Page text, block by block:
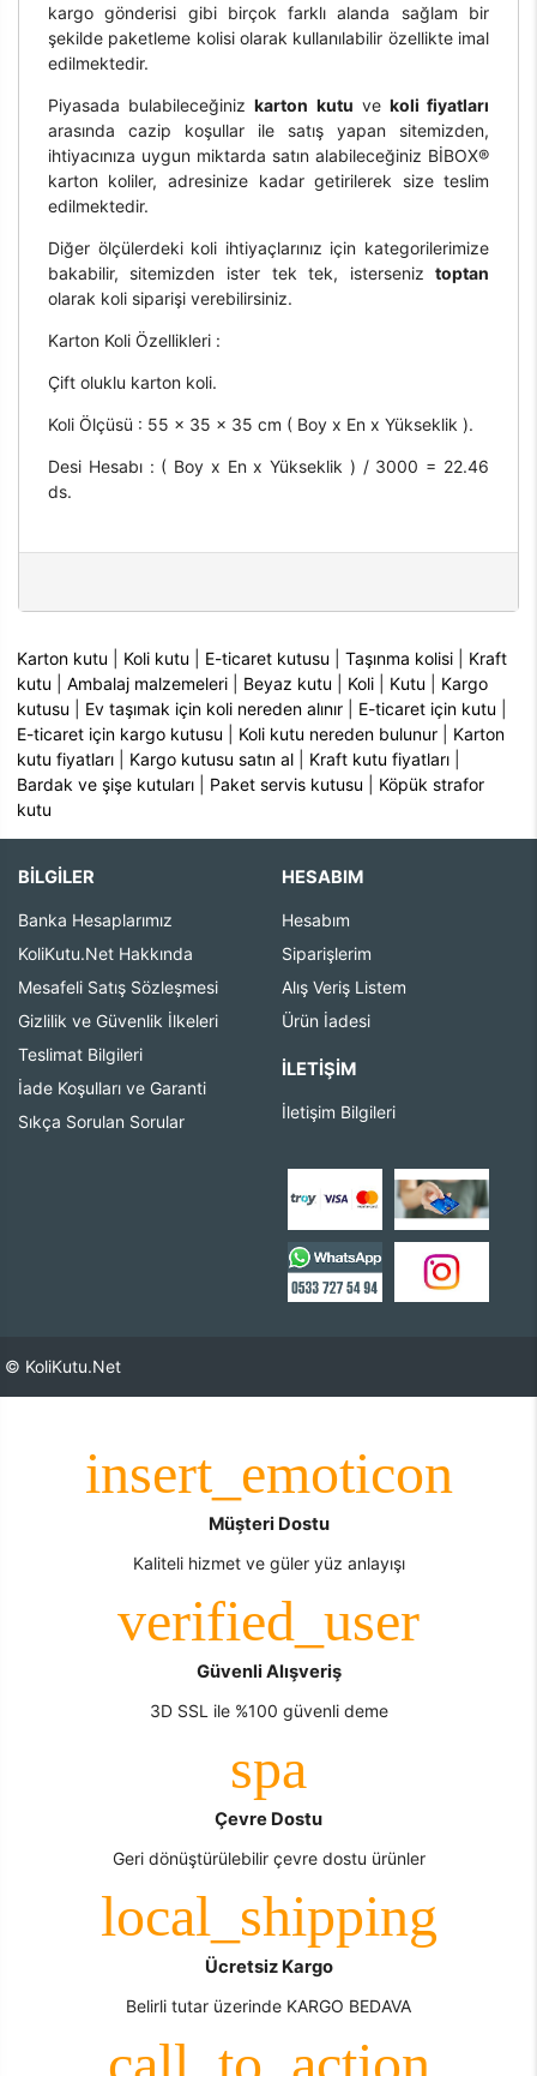
kargo gönderisi gibi birçok farklı alanda sağlam bir
şekilde paketleme kolisi olarak kullanılabilir özellikte imal
edilmektedir.
Piyasada bulabileceğinizkarton kutu ve koli fiyatları
arasında cazip koşullar ile satış yapan sitemizden,
ihtiyacınıza uygun miktarda satın alabileceğiniz BİBOX®
karton koliler, adresinize kadar getirilerek size teslim
edilmektedir.
Diğer ölçülerdeki koli ihtiyaçlarınız için kategorilerimize
bakabilir, sitemizden ister tek tek, isterseniztoptan
olarak koli siparişi verebilirsiniz.
Karton Koli Özellikleri :
Çift oluklu karton koli.
Koli Ölçüsü : 55 x 35 x 35 cm ( Boy x En x Yükseklik ).
Desi Hesabı : ( Boy x En x Yükseklik ) / 3000 = 22.46
ds.
Karton kutu Koli kutu E-ticaret kutusu |Taşınma kolisi
Kraft
kutu |Ambalaj malzemeleri Beyaz kutu Koli Kutu
Kargo
kutusu
Ev taşımak için koli nereden alınır E-ticaret için kutu
E-ticaret için kargo kutusu
Koli kutu nereden bulunur
Karton
kutu fiyatları
Kargo kutusu satın al Kraft kutu fiyatları
Bardak ve şişe kutuları
Paket servis kutusu
Köpük strafor
kutu
BİLGİLER
Banka Hesaplarımız
KoliKutu.Net Hakkında
Mesafeli Satış Sözleşmesi
Gizlilik ve Güvenlik İlkeleri
Teslimat Bilgileri
İade Koşulları ve Garanti
Sıkça Sorulan Sorular
HESABIM
Hesabım
Siparişlerim
Alış Veriş Listem
Ürün İadesi
İLETIŞIM
İletişim Bilgileri
© KoliKutu.Net
Müşteri Dostu
Kaliteli hizmet ve güler yüz anlayışı
Güvenli Alışveriş
3D SSL ile %100 güvenli deme
Çevre Dostu
Geri dönüştürülebilir çevre dostu ürünler
Ücretsiz Kargo
Belirli tutar üzerinde KARGO BEDAVA